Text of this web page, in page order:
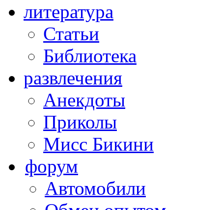
литература
Статьи
Библиотека
развлечения
Анекдоты
Приколы
Мисс Бикини
форум
Автомобили